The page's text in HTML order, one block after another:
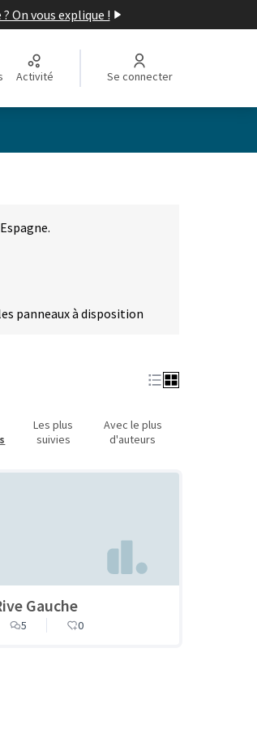
On vous explique !
Activité Se connecter
panneaux à disposition
Les plus
suivies
Avec le plus
d'auteurs
Gauche
5 0